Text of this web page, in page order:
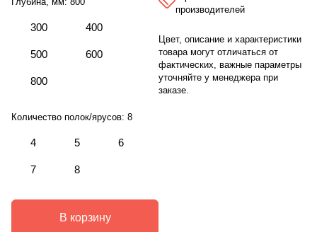
300 400
500 600
800
Количество полок/ярусов: 8
4 5 6
7 8
В корзину
производителей
Цвет, описание и характеристики
товара могут отличаться от
фактических, важные параметры
уточняйте у менеджера при
заказе.